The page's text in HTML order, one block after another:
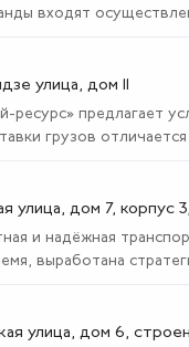
входят
улица, дом 11
ресурс» предлагает
грузов отличается
улица, дом 7, корпус
и надёжная
выработана
улица, дом 6,